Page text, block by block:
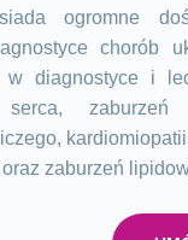
ogromne
chorób
w diagnostyce i
serca,
zaburzeń